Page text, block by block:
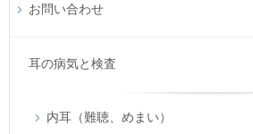
お問い合わせ
耳の病気と検査
内耳（難聴、めまい）